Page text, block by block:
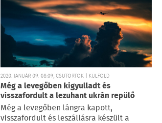
2020. JANUÁR 09. 08:09, CSÜTÖRTÖK | KÜLFÖLD
Még a levegőben kigyulladt és
visszafordult a lezuhant ukrán repülő
Még a levegőben lángra kapott,
visszafordult és leszállásra készült a